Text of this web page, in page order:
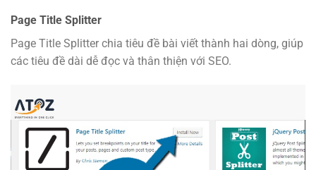
Page Title Splitter
Page Title Splitter chia tiêu đề bài viết thành hai dòng, giúp
các tiêu đề dài dễ đọc và thân thiện với SEO.